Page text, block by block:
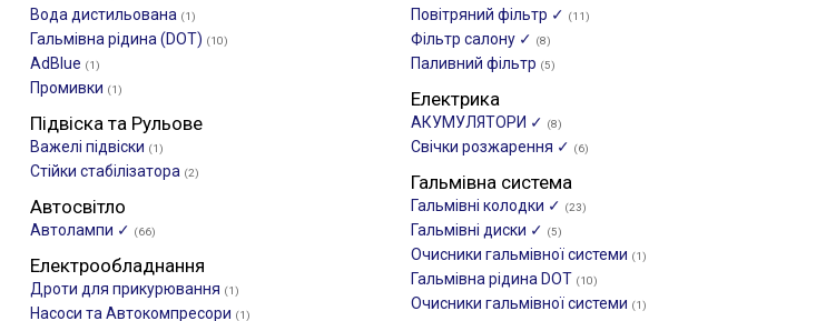
Вода дистильована (1)
Гальмівна рідина (DOT) (10)
AdBlue (1)
Промивки (1)
Повітряний фільтр ✓ (11)
Фільтр салону ✓ (8)
Паливний фільтр (5)
Електрика
АКУМУЛЯТОРИ ✓ (8)
Свічки розжарення ✓ (6)
Підвіска та Рульове
Важелі підвіски (1)
Стійки стабілізатора (2) Гальмівна система
Гальмівні колодки ✓ (23)
Гальмівні диски ✓ (5)
Очисники гальмівної системи (1)
Гальмівна рідина DOT (10)
Очисники гальмівної системи (1)
Автосвітло
Автолампи ✓ (66)
Електрообладнання
Дроти для прикурювання (1)
Насоси та Автокомпресори (1)